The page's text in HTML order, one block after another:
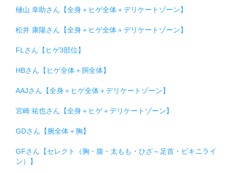
樋山 幸助さん【全身＋ヒゲ全体＋デリケートゾーン】
松井 康陽さん【全身＋ヒゲ全体＋デリケートゾーン】
FLさん【ヒゲ3部位】
HBさん【ヒゲ全体＋胴全体】
AAJさん【全身＋ヒゲ全体＋デリケートゾーン】
宮崎 祐也さん【全身＋ヒゲ＋デリケートゾーン】
GDさん【腕全体＋胸】
GFさん【セレクト（胸・腹・太もも・ひざ～足首・ビキニライ
ン）】